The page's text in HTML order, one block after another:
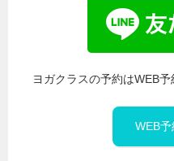
ヨガクラスの予約はWEB
WEB